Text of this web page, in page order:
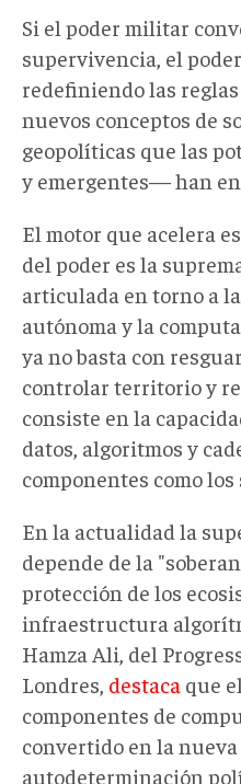
Si el poder militar
supervivencia, el
redefiniendo las
nuevos conceptos de
geopolíticas que las
y emergentes— han
El motor que acelera
del poder es la
articulada en torno a
autónoma y la
ya no basta con
controlar territorio y
consiste en la
datos, algoritmos y
componentes como
En la actualidad la
depende de la
protección de los
infraestructura
Hamza Ali, del
Londres, destaca que
componentes de
convertido en la
autodeterminación